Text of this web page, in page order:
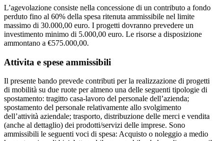
L’agevolazione consiste nella concessione di un contributo a fondo
perduto fino al 60% della spesa ritenuta ammissibile nel limite
massimo di 30.000,00 euro. I progetti dovranno prevedere un
investimento minimo di 5.000,00 euro. Le risorse a disposizione
ammontano a €575.000,00.
Attivita e spese ammissibili
Il presente bando prevede contributi per la realizzazione di progetti
di mobilità su due ruote per almeno una delle seguenti tipologie di
spostamento: tragitto casa-lavoro del personale dell’azienda;
spostamento del personale relativamente allo svolgimento
dell’attività aziendale; trasporto, distribuzione delle merci e vendita
(anche al dettaglio) dei prodotti/servizi delle imprese. Sono
ammissibili le seguenti voci di spesa: Acquisto o noleggio a medio